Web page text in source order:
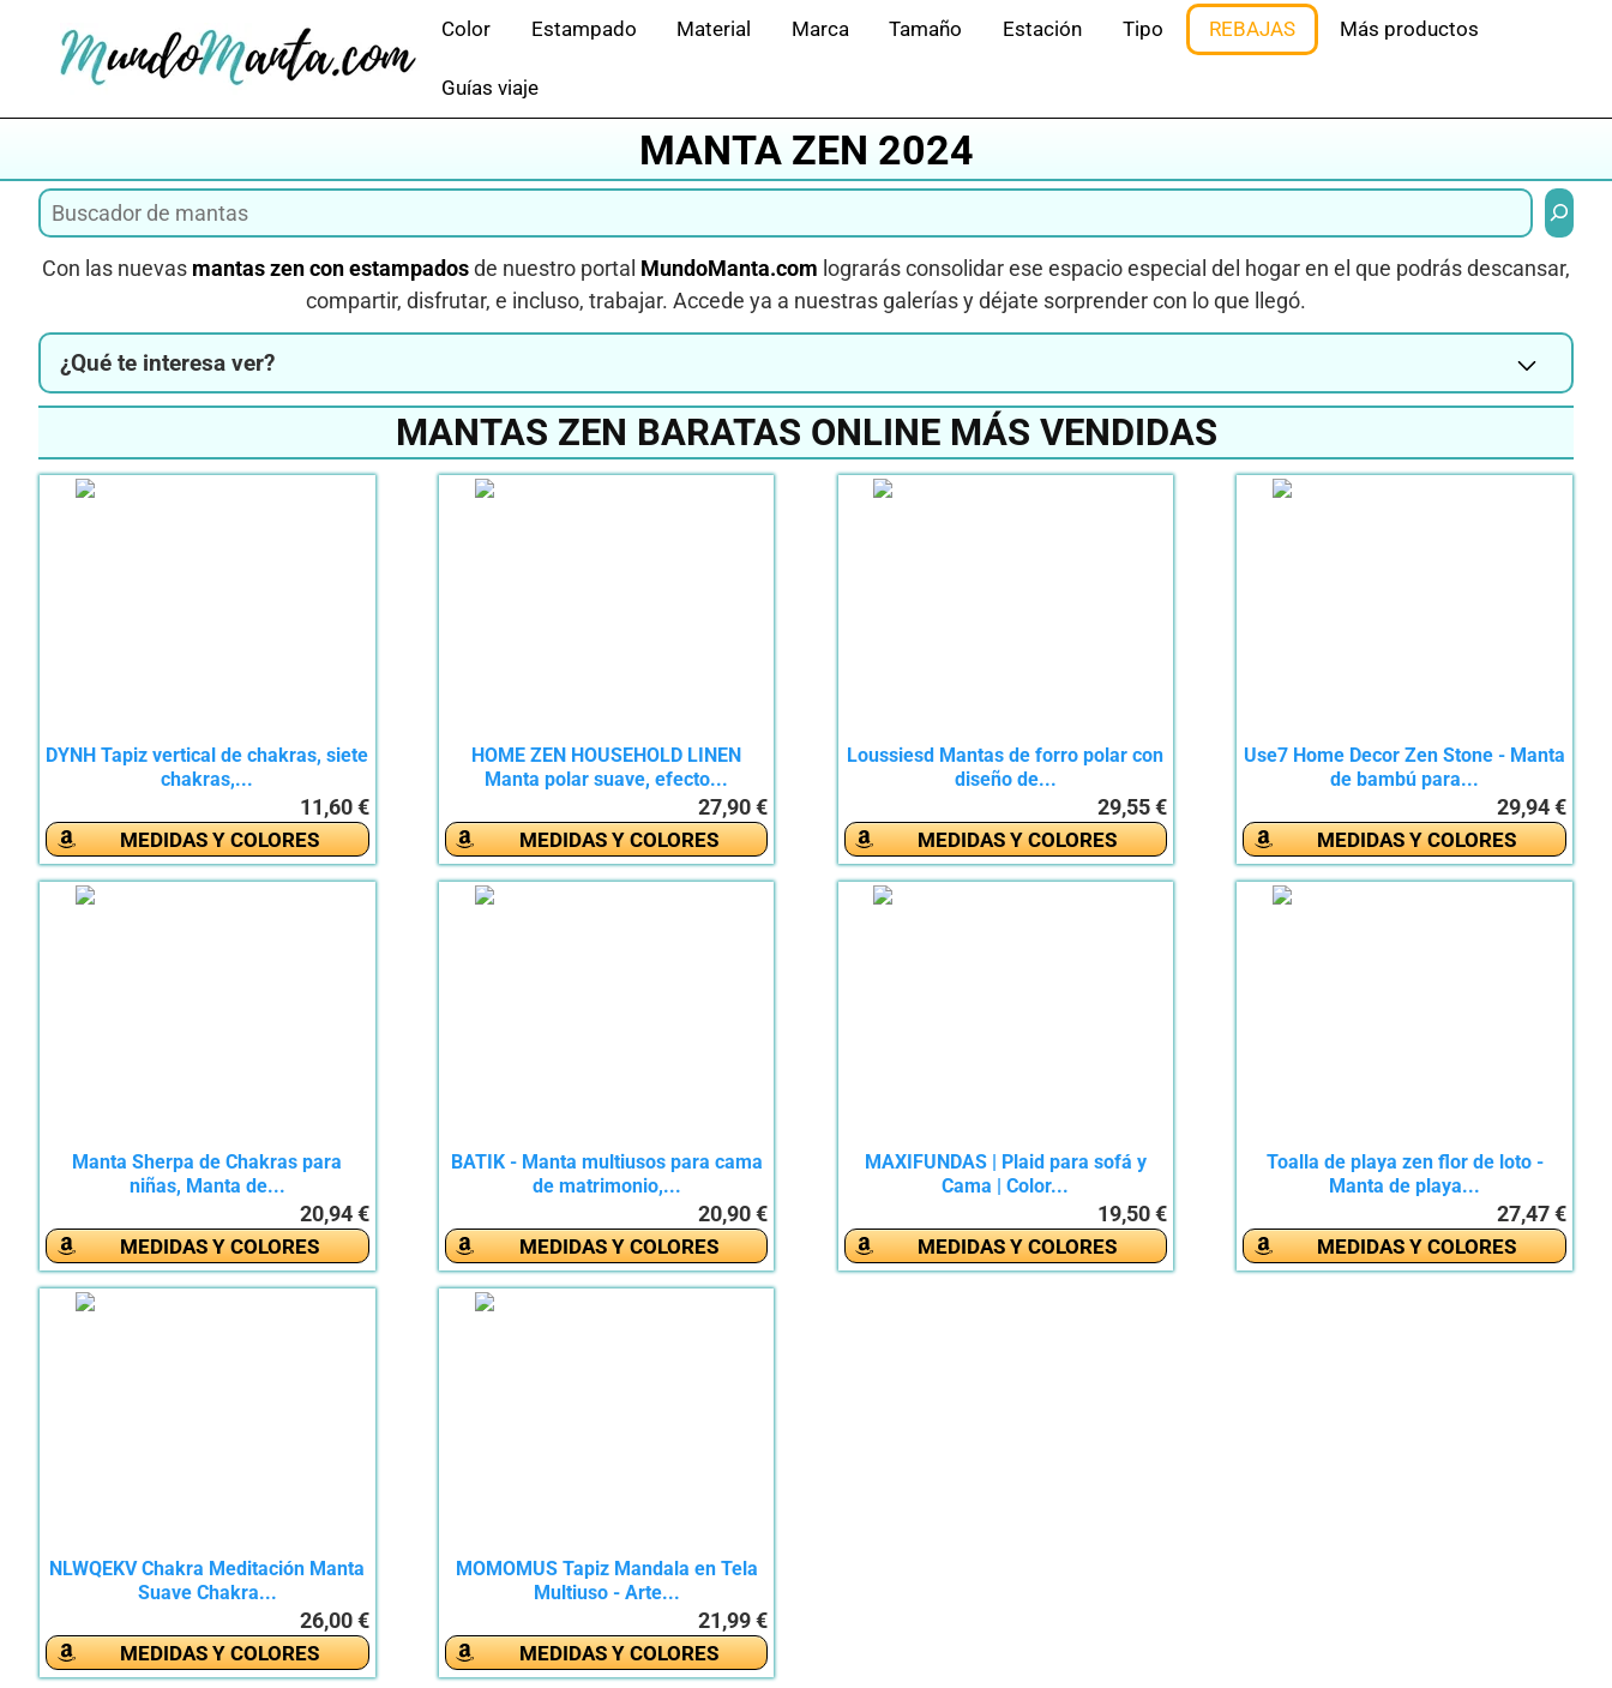
contenido
Color Estampado Material Marca Tamaño Estación Tipo REBAJAS Más productos
Guías viaje
MANTA ZEN 2024
Buscar
Con las nuevas mantas zen con estampadosde nuestro portal MundoManta.com lograrás consolidar ese espacio especial del hogar en el que podrás descansar,
compartir, disfrutar, e incluso, trabajar. Accede ya a nuestras galerías y déjate sorprender con lo que llegó.
¿Qué te interesa ver?
MANTAS ZEN BARATAS ONLINE MÁS VENDIDAS
DYNH Tapiz vertical de chakras, siete
chakras,...
11,60 €
MEDIDAS Y COLORES
HOME ZEN HOUSEHOLD LINEN
Manta polar suave, efecto...
27,90 €
MEDIDAS Y COLORES
Loussiesd Mantas de forro polar con
diseño de...
29,55 €
MEDIDAS Y COLORES
Use7 Home Decor Zen Stone - Manta
de bambú para...
29,94 €
MEDIDAS Y COLORES
Manta Sherpa de Chakras para
niñas, Manta de...
20,94 €
MEDIDAS Y COLORES
BATIK - Manta multiusos para cama
de matrimonio,...
20,90 €
MEDIDAS Y COLORES
MAXIFUNDAS | Plaid para sofá y
Cama | Color...
19,50 €
MEDIDAS Y COLORES
Toalla de playa zen flor de loto -
Manta de playa...
27,47 €
MEDIDAS Y COLORES
NLWQEKV Chakra Meditación Manta
Suave Chakra...
26,00 €
MEDIDAS Y COLORES
MOMOMUS Tapiz Mandala en Tela
Multiuso - Arte...
21,99 €
MEDIDAS Y COLORES